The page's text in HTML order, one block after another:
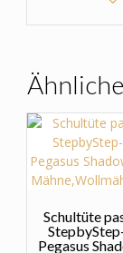
Schultüte
Pegasus